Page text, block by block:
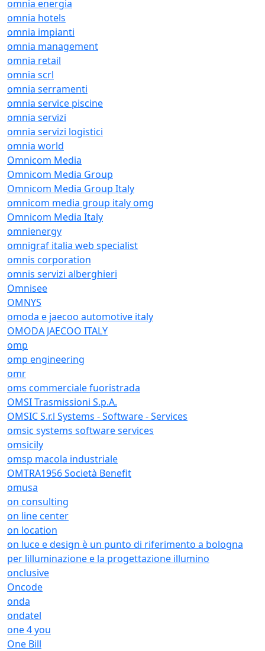
omnia energia
omnia hotels
omnia impianti
omnia management
omnia retail
omnia scrl
omnia serramenti
omnia service piscine
omnia servizi
omnia servizi logistici
omnia world
Omnicom Media
Omnicom Media Group
Omnicom Media Group Italy
omnicom media group italy omg
Omnicom Media Italy
omnienergy
omnigraf italia web specialist
omnis corporation
omnis servizi alberghieri
Omnisee
OMNYS
omoda e jaecoo automotive italy
OMODA JAECOO ITALY
omp
omp engineering
omr
oms commerciale fuoristrada
OMSI Trasmissioni S.p.A.
OMSIC S.r.l Systems - Software - Services
omsic systems software services
omsicily
omsp macola industriale
OMTRA1956 Società Benefit
omusa
on consulting
on line center
on location
on luce e design è un punto di riferimento a bologna
per lilluminazione e la progettazione illumino
onclusive
Oncode
onda
ondatel
one 4 you
One Bill